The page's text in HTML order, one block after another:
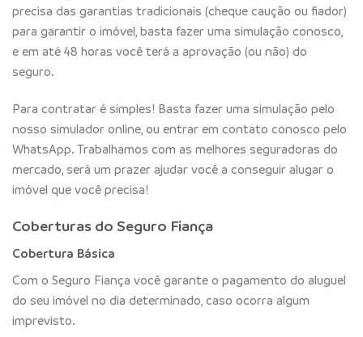
precisa das garantias tradicionais (cheque caução ou fiador)
para garantir o imóvel, basta fazer uma simulação conosco,
e em até 48 horas você terá a aprovação (ou não) do
seguro.
Para contratar é simples! Basta fazer uma simulação pelo
nosso simulador online, ou entrar em contato conosco pelo
WhatsApp. Trabalhamos com as melhores seguradoras do
mercado, será um prazer ajudar você a conseguir alugar o
imóvel que você precisa!
Coberturas do Seguro Fiança
Cobertura Básica
Com o Seguro Fiança você garante o pagamento do aluguel
do seu imóvel no dia determinado, caso ocorra algum
imprevisto.